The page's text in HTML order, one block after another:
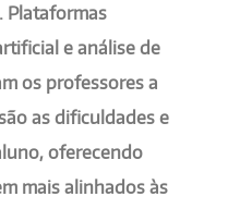
Plataformas
e análise de
os professores a
as dificuldades e
oferecendo
mais alinhados às